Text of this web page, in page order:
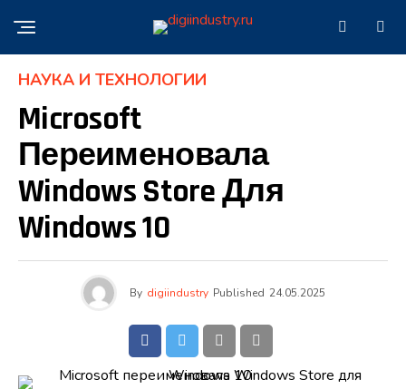
НАУКА И ТЕХНОЛОГИИ
Microsoft
Переименовала
Windows Store Для
Windows 10
By digiindustry Published 24.05.2025